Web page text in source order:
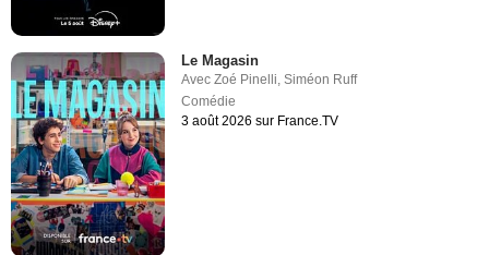
Le Magasin
AvecZoé Pinelli,Siméon Ruff
Comédie
3 août 2026 sur France.TV